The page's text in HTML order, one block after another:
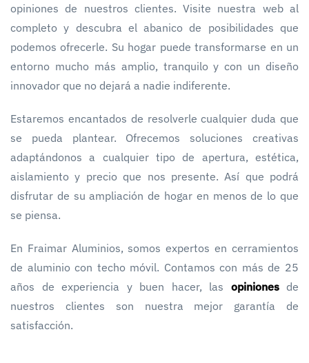
opiniones de nuestros clientes. Visite nuestra web al
completo y descubra el abanico de posibilidades que
podemos ofrecerle. Su hogar puede transformarse en un
entorno mucho más amplio, tranquilo y con un diseño
innovador que no dejará a nadie indiferente.
Estaremos encantados de resolverle cualquier duda que
se pueda plantear. Ofrecemos soluciones creativas
adaptándonos a cualquier tipo de apertura, estética,
aislamiento y precio que nos presente. Así que podrá
disfrutar de su ampliación de hogar en menos de lo que
se piensa.
En Fraimar Aluminios, somos expertos en cerramientos
de aluminio con techo móvil. Contamos con más de 25
años de experiencia y buen hacer, las opinionesde
nuestros clientes son nuestra mejor garantía de
satisfacción.